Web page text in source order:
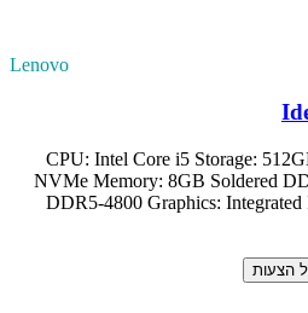
Lenovo
CPU: Intel Core i5 Storage:
NVMe Memory: 8GB Soldered
DDR5-4800 Graphics:
הצעות